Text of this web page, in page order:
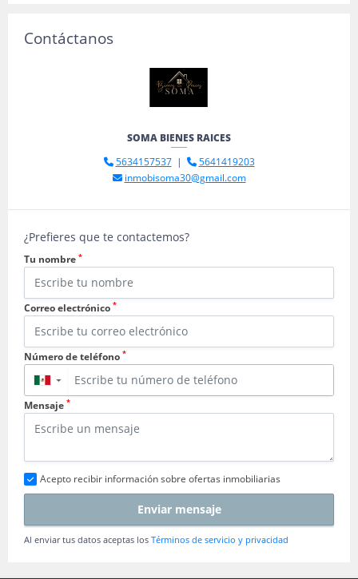
Contáctanos
SOMA BIENES RAICES
5634157537|
5641419203
inmobisoma30@gmail.com
¿Prefieres que te contactemos?
Tu nombre *
Correo electrónico *
Número de teléfono *
▼
Mensaje *
Acepto recibir información sobre ofertas inmobiliarias
Enviar mensaje
Al enviar tus datos aceptas los Términos de servicio y privacidad